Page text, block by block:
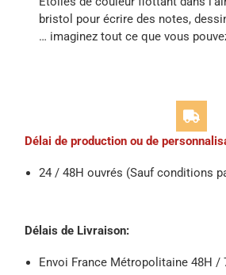
bristol pour écrire des notes,
… imaginez tout ce que vous
Délai de production ou de
24 / 48H ouvrés (Sauf conditions
Délais de Livraison:
Envoi France Métropolitaine 48H /